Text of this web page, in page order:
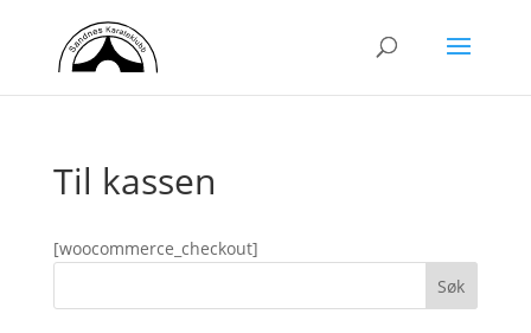
Til kassen
[woocommerce_checkout]
Søk